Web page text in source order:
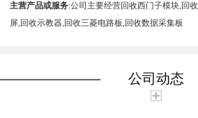
主营产品或服务:公司主要经营回收西门子模块,回
屏,回收示教器,回收三菱电路板,回收数据采集板
公司动态